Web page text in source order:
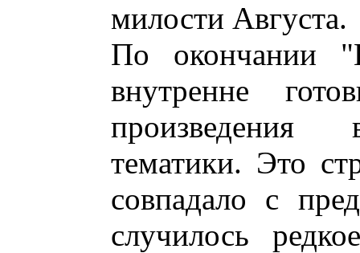
милости Августа.
По окончании
внутренне
произведения
тематики. Это
совпадало с
случилось